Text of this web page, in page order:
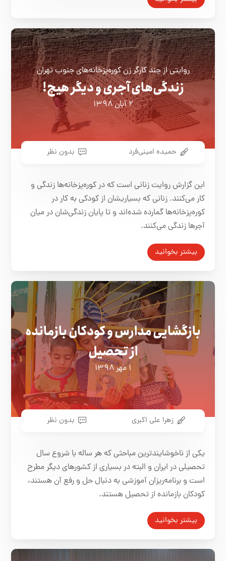
روایتی از چند کارگر زن کوره‌پزخانه‌های جنوب تهران
زندگی‌های آجری و دیگر هیچ!
۲ آبان ۱۳۹۸
حمیده امینی‌فرد بدون نظر
این گزارش روایت زنانی است که در کوره‌پزخانه‌ها زندگی و
کار می‌کنند. زنانی که بسیاریشان از کودکی به کار در
کوره‌پزخانه‌ها گمارده شده‌اند و تا پایان زندگی‌شان در میان
آجرها زندگی می‌کنند.
بیشتر بخوانید
بازگشایی مدارس و کودکان بازمانده
از تحصیل
۱ مهر ۱۳۹۸
زهرا علی اکبری بدون نظر
يكی از ناخوشايند‌ترين مباحثی كه هر ساله با شروع سال
تحصيلی در ايران و البته در بسياری از كشورهای ديگر مطرح
است و برنامه‌ريزان آموزشی به دنبال حل و رفع آن هستند،
كودكان بازمانده از تحصيل هستند.
بیشتر بخوانید